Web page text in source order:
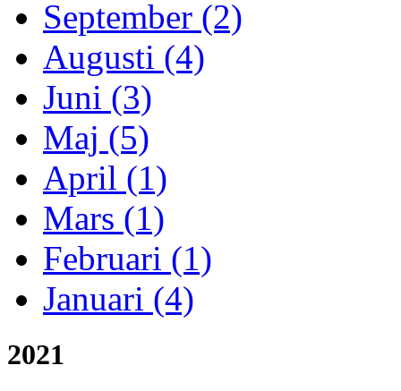
September (2)
Augusti (4)
Juni (3)
Maj (5)
April (1)
Mars (1)
Februari (1)
Januari (4)
2021